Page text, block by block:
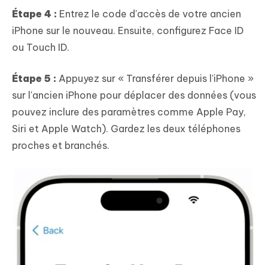
Étape 4 : Entrez le code d'accès de votre ancien
iPhone sur le nouveau. Ensuite, configurez Face ID
ou Touch ID.
Étape 5 : Appuyez sur « Transférer depuis l'iPhone »
sur l'ancien iPhone pour déplacer des données (vous
pouvez inclure des paramètres comme Apple Pay,
Siri et Apple Watch). Gardez les deux téléphones
proches et branchés.